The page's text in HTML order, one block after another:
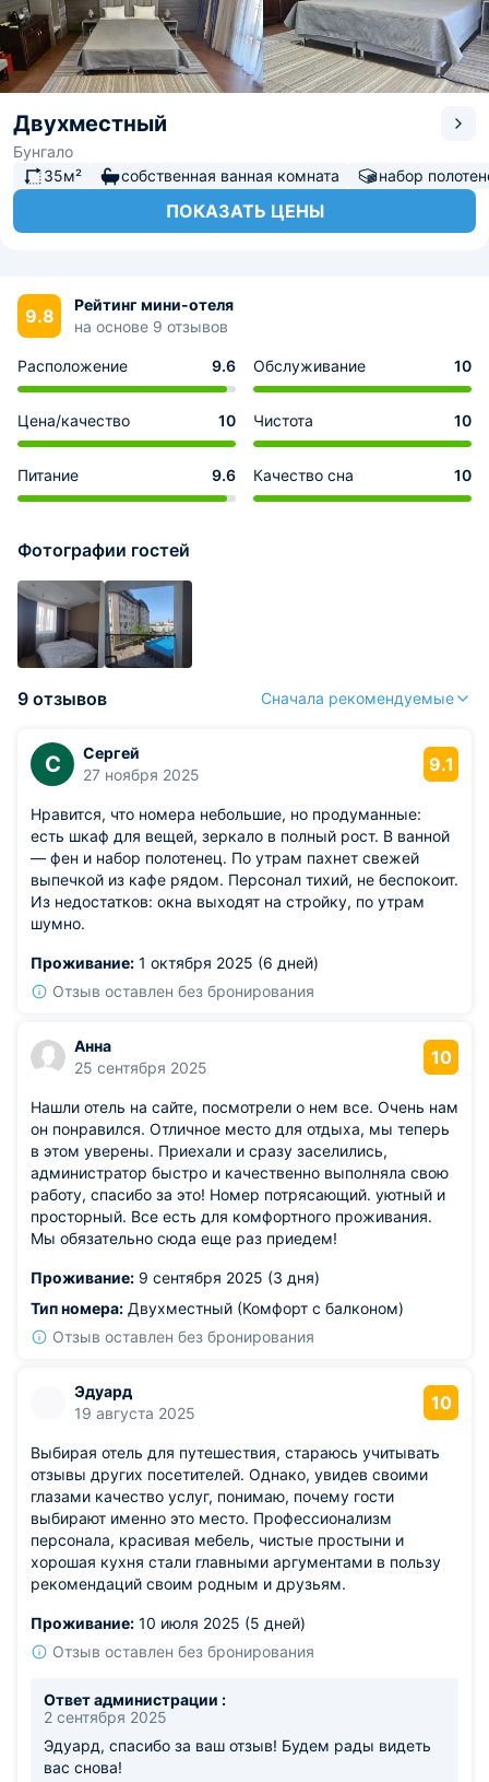
Двухместный
Бунгало
35м²
собственная ванная комната набор
ПОКАЗАТЬ ЦЕНЫ
9.8
Рейтинг мини-отеля
на основе 9 отзывов
Расположение 9.6 Обслуживание 10
Цена/качество 10 Чистота 10
Питание 9.6 Качество сна 10
Фотографии гостей
9 отзывов Сначала рекомендуемые
С
Сергей
27 ноября 2025
9.1
Нравится, что номера небольшие, но продуманные:
есть шкаф для вещей, зеркало в полный рост. В ванной
— фен и набор полотенец. По утрам пахнет свежей
выпечкой из кафе рядом. Персонал тихий, не беспокоит.
Из недостатков: окна выходят на стройку, по утрам
шумно.
Проживание: 1 октября 2025 (6 дней)
Отзыв оставлен без бронирования
Анна
25 сентября 2025
10
Нашли отель на сайте, посмотрели о нем все. Очень нам
он понравился. Отличное место для отдыха, мы теперь
в этом уверены. Приехали и сразу заселились,
администратор быстро и качественно выполняла свою
работу, спасибо за это! Номер потрясающий. уютный и
просторный. Все есть для комфортного проживания.
Мы обязательно сюда еще раз приедем!
Проживание: 9 сентября 2025 (3 дня)
Тип номера: Двухместный (Комфорт с балконом)
Отзыв оставлен без бронирования
Эдуард
19 августа 2025
10
Выбирая отель для путешествия, стараюсь учитывать
отзывы других посетителей. Однако, увидев своими
глазами качество услуг, понимаю, почему гости
выбирают именно это место. Профессионализм
персонала, красивая мебель, чистые простыни и
хорошая кухня стали главными аргументами в пользу
рекомендаций своим родным и друзьям.
Проживание: 10 июля 2025 (5 дней)
Отзыв оставлен без бронирования
Ответ администрации :
2 сентября 2025
Эдуард, спасибо за ваш отзыв! Будем рады видеть
вас снова!